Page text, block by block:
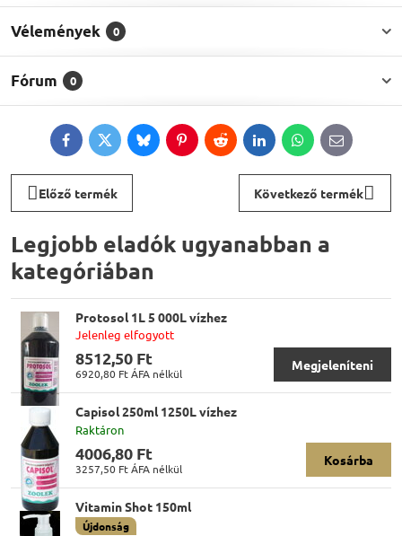
Vélemények 0
Fórum 0
FacebookTwitterBlueskyPinterestRedditLinkedInWhatsApp
E-
mail
Előző termék Következő termék
Legjobb eladók ugyanabban a
kategóriában
Protosol 1L 5 000L vízhez
Jelenleg elfogyott
8512,50 Ft
6920,80 FtÁFA nélkül
Megjeleníteni
Capisol 250ml 1250L vízhez
Raktáron
4006,80 Ft
3257,50 FtÁFA nélkül
Kosárba
Vitamin Shot 150ml
Újdonság